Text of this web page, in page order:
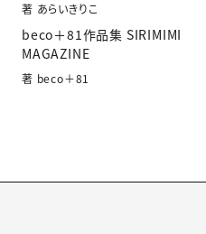
著 あらいきりこ
beco＋81作品集 SIRIMIMI
MAGAZINE
著 beco＋81